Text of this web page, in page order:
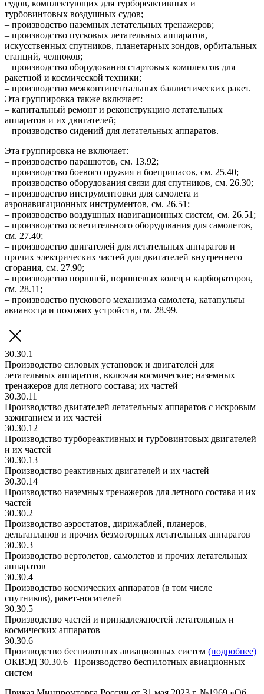
судов, комплектующих для турбореактивных и
турбовинтовых воздушных судов;
– производство наземных летательных тренажеров;
– производство пусковых летательных аппаратов,
искусственных спутников, планетарных зондов, орбитальных
станций, челноков;
– производство оборудования стартовых комплексов для
ракетной и космической техники;
– производство межконтинентальных баллистических ракет.
Эта группировка также включает:
– капитальный ремонт и реконструкцию летательных
аппаратов и их двигателей;
– производство сидений для летательных аппаратов.
Эта группировка не включает:
– производство парашютов, см. 13.92;
– производство боевого оружия и боеприпасов, см. 25.40;
– производство оборудования связи для спутников, см. 26.30;
– производство инструментовки для самолета и
аэронавигационных инструментов, см. 26.51;
– производство воздушных навигационных систем, см. 26.51;
– производство осветительного оборудования для самолетов,
см. 27.40;
– производство двигателей для летательных аппаратов и
прочих электрических частей для двигателей внутреннего
сгорания, см. 27.90;
– производство поршней, поршневых колец и карбюраторов,
см. 28.11;
– производство пускового механизма самолета, катапульты
авианосца и похожих устройств, см. 28.99.
30.30.1
Производство силовых установок и двигателей для
летательных аппаратов, включая космические; наземных
тренажеров для летного состава; их частей
30.30.11
Производство двигателей летательных аппаратов с искровым
зажиганием и их частей
30.30.12
Производство турбореактивных и турбовинтовых двигателей
и их частей
30.30.13
Производство реактивных двигателей и их частей
30.30.14
Производство наземных тренажеров для летного состава и их
частей
30.30.2
Производство аэростатов, дирижаблей, планеров,
дельтапланов и прочих безмоторных летательных аппаратов
30.30.3
Производство вертолетов, самолетов и прочих летательных
аппаратов
30.30.4
Производство космических аппаратов (в том числе
спутников), ракет-носителей
30.30.5
Производство частей и принадлежностей летательных и
космических аппаратов
30.30.6
Производство беспилотных авиационных систем (подробнее)
ОКВЭД 30.30.6 | Производство беспилотных авиационных
систем